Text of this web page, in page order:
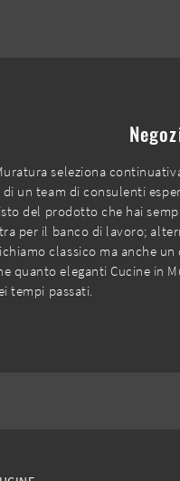
seleziona
un team di consulenti
del prodotto che hai
per il banco di lavoro;
classico ma anche
quanto eleganti Cucine in
tempi passati.